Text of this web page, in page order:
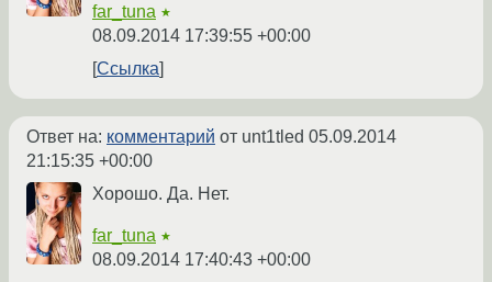
far_tuna ★
08.09.2014 17:39:55 +00:00
Ссылка
Ответ на: комментарий от unt1tled 05.09.2014
21:15:35 +00:00
Хорошо. Да. Нет.
far_tuna ★
08.09.2014 17:40:43 +00:00